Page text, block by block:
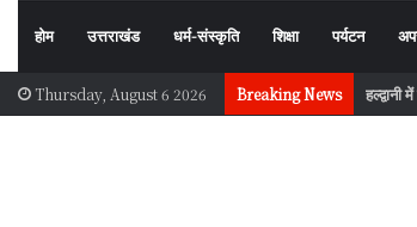
होम उत्तराखंड धर्म-संस्कृति शिक्षा पर्यटन
Thursday, August 6 2026 Breaking News हल्द्वानी